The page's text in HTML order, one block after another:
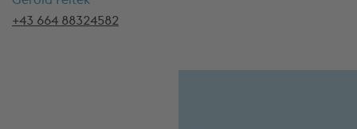
+43 664 88324582